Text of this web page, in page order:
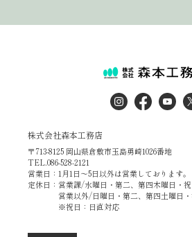
株式会社森本工務店
〒713-8125 岡山県倉敷市玉島勇崎1026番地
TEL.086-528-2121
営業日：1月1日～5日以外は営業しております。
定休日：営業課/水曜日・第二、第四木曜日・祝
営業以外/日曜日・第二、第四土曜日・
※祝日：日直対応